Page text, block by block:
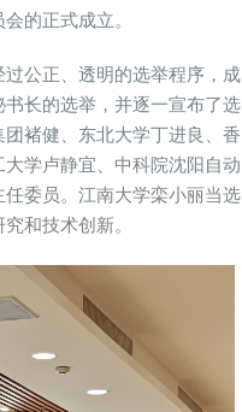
的正式成立。
公正、透明的选举程序，成
长的选举，并逐一宣布了选
褚健、东北大学丁进良、香
学卢静宜、中科院沈阳自动
委员。江南大学栾小丽当选
和技术创新。